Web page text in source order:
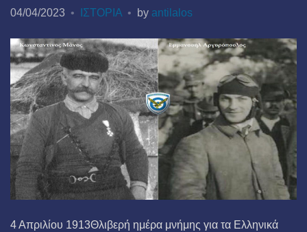
04/04/2023 ΙΣΤΟΡΙΑ by antilalos
4 Απριλίου 1913Θλιβερή ημέρα μνήμης για τα Ελληνικά